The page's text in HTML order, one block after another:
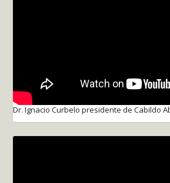
Dr. Ignacio Curbelo presidente de Cabildo